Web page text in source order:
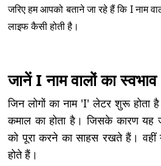
जरिए हम आपको बताने जा रहे हैं कि I नाम
लाइफ कैसी होती है।
जानें I नाम वालों का स्वभाव
जिन लोगों का नाम 'I' लेटर शुरू होता
कमाल का होता है। जिसके कारण यह
को पूरा करने का साहस रखते हैं। वहीं
होते हैं।